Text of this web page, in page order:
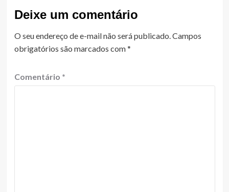
Deixe um comentário
O seu endereço de e-mail não será publicado. Campos
obrigatórios são marcados com*
Comentário *